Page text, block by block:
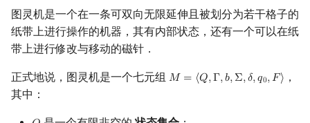
Pseudo-polynomial time
伪多项式时间
可构造函数
时间可构造函数
图灵机是一个在一条可双向无限延伸且被划分为若干格子的
纸带上进行操作的机器，其有内部状态，还有一个可以在纸
带上进行修改与移动的磁针．
正式地说，图灵机是一个七元组 𝑀 = ⟨𝑄,Γ,𝑏,Σ,𝛿,𝑞0,𝐹⟩
M= ⟨Q ,Γ,b,Σ,δ,q0,F⟩
，
其中：